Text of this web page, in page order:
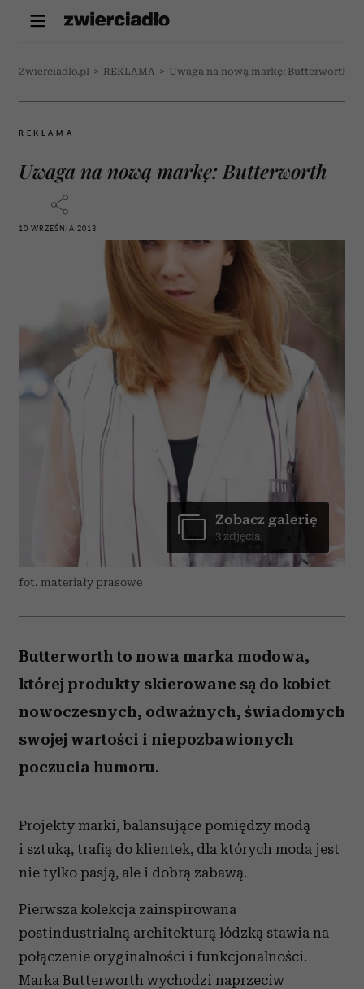
Zwierciadlo.pl > REKLAMA > Uwaga na nową markę: Butterworth
REKLAMA
Uwaga na nową markę: Butterworth
10 WRZEŚNIA 2013
fot. materiały prasowe
Zobacz galerię
3 zdjęcia
Butterworth to nowa marka modowa,
której produkty skierowane są do kobiet
nowoczesnych, odważnych, świadomych
swojej wartości i niepozbawionych
poczucia humoru.
Projekty marki, balansujące pomiędzy modą
i sztuką, trafią do klientek, dla których moda jest
nie tylko pasją, ale i dobrą zabawą.
Pierwsza kolekcja zainspirowana
postindustrialną architekturą łódzką stawia na
połączenie oryginalności i funkcjonalności.
Marka Butterworth wychodzi naprzeciw